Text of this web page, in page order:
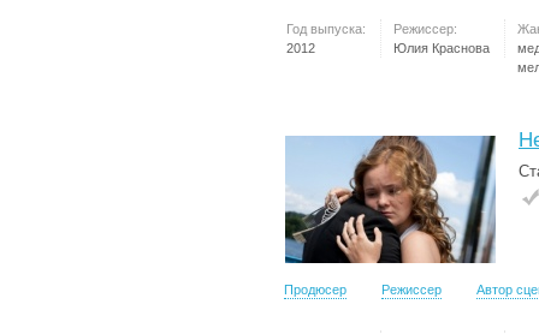
Год выпуска:
2012
Режиссер:
Юлия Краснова
Продюсер Режиссер Автор